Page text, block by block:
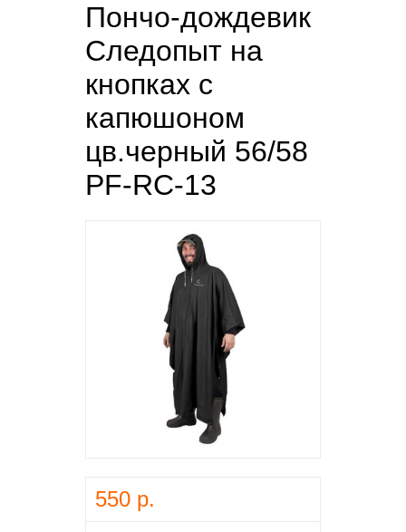
Пончо-дождевик
Следопыт на
кнопках с
капюшоном
цв.черный 56/58
PF-RC-13
550 р.